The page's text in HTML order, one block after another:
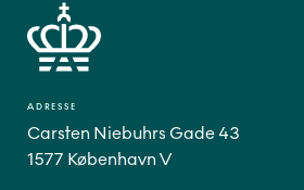
ADRESSE
Carsten Niebuhrs Gade 43
1577 København V